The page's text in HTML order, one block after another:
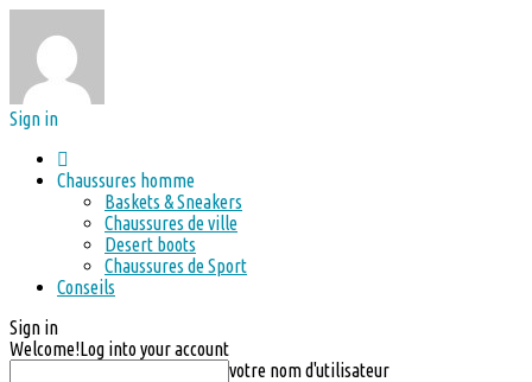
Sign in
Chaussures homme
Baskets & Sneakers
Chaussures de ville
Desert boots
Chaussures de Sport
Conseils
Sign in
Welcome!Log into your account
votre nom d'utilisateur